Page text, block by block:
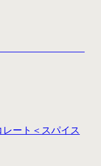
ート＜スパイス